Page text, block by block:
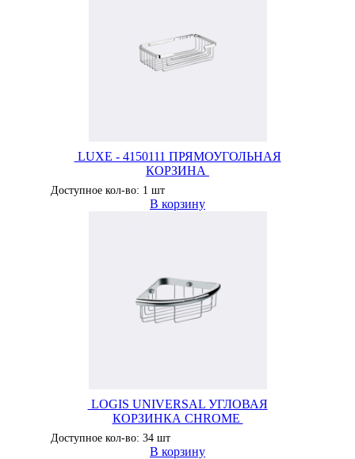
LUXE - 4150111 ПРЯМОУГОЛЬНАЯ
КОРЗИНА
Доступное кол-во: 1 шт
В корзину
LOGIS UNIVERSAL УГЛОВАЯ
КОРЗИНКА CHROME
Доступное кол-во: 34 шт
В корзину